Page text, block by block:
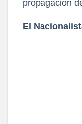
propagación
El